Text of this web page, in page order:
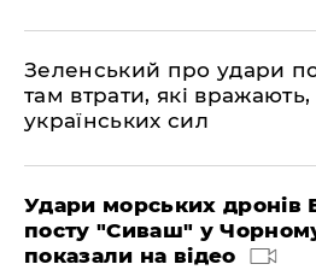
Зеленський про удари
там втрати, які вражають,
українських сил
Удари морських
посту "Сиваш" у
показали на відео